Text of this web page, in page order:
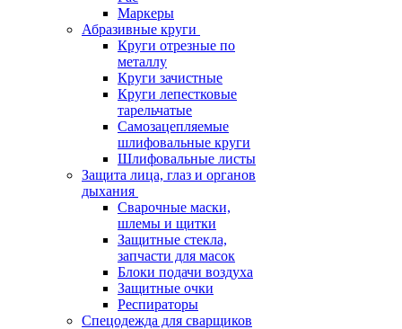
Маркеры
Абразивные круги
Круги отрезные по
металлу
Круги зачистные
Круги лепестковые
тарельчатые
Самозацепляемые
шлифовальные круги
Шлифовальные листы
Защита лица, глаз и органов
дыхания
Сварочные маски,
шлемы и щитки
Защитные стекла,
запчасти для масок
Блоки подачи воздуха
Защитные очки
Респираторы
Спецодежда для сварщиков